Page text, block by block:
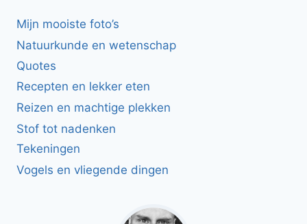
Mijn mooiste foto’s
Natuurkunde en wetenschap
Quotes
Recepten en lekker eten
Reizen en machtige plekken
Stof tot nadenken
Tekeningen
Vogels en vliegende dingen